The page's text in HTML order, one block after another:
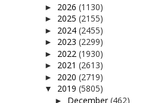
► 2026 (1130)
► 2025 (2155)
► 2024 (2455)
► 2023 (2299)
► 2022 (1930)
► 2021 (2613)
► 2020 (2719)
▼ 2019 (5805)
► December(462)